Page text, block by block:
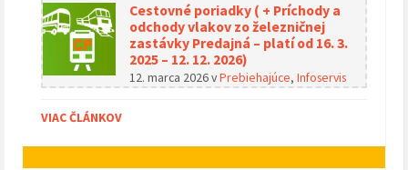
Cestovné poriadky ( + Príchody a
odchody vlakov zo železničnej
zastávky Predajná – platí od 16. 3.
2025 – 12. 12. 2026)
12. marca 2026vPrebiehajúce, Infoservis
VIAC ČLÁNKOV